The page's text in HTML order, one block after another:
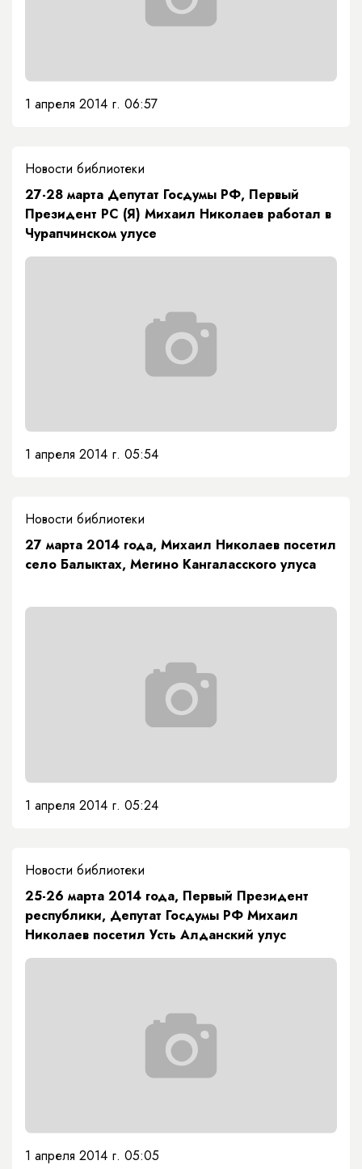
1 апреля 2014 г. 06:57
Новости библиотеки
27-28 марта Депутат Госдумы РФ, Первый
Президент РС (Я) Михаил Николаев работал в
Чурапчинском улусе
1 апреля 2014 г. 05:54
Новости библиотеки
27 марта 2014 года, Михаил Николаев посетил
село Балыктах, Мегино Кангаласского улуса
1 апреля 2014 г. 05:24
Новости библиотеки
25-26 марта 2014 года, Первый Президент
республики, Депутат Госдумы РФ Михаил
Николаев посетил Усть Алданский улус
1 апреля 2014 г. 05:05